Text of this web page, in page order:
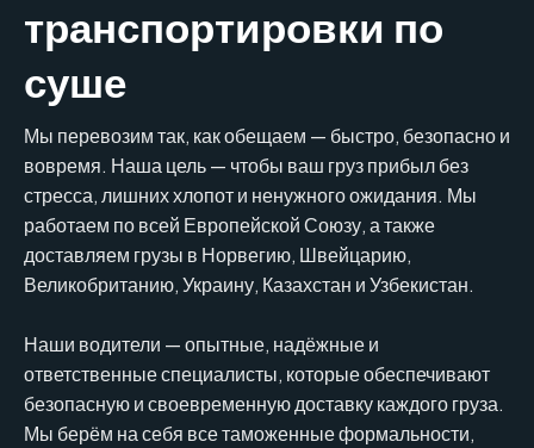
транспортировки по
суше
Мы перевозим так, как обещаем — быстро, безопасно и
вовремя. Наша цель — чтобы ваш груз прибыл без
стресса, лишних хлопот и ненужного ожидания. Мы
работаем по всей Европейской Союзу, а также
доставляем грузы в Норвегию, Швейцарию,
Великобританию, Украину, Казахстан и Узбекистан.
Наши водители — опытные, надёжные и
ответственные специалисты, которые обеспечивают
безопасную и своевременную доставку каждого груза.
Мы берём на себя все таможенные формальности,